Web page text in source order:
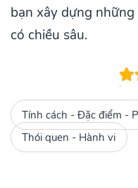
bạn xây dựng
có chiều sâu.
Tính cách - Đặc điểm -
Thói quen - Hành vi